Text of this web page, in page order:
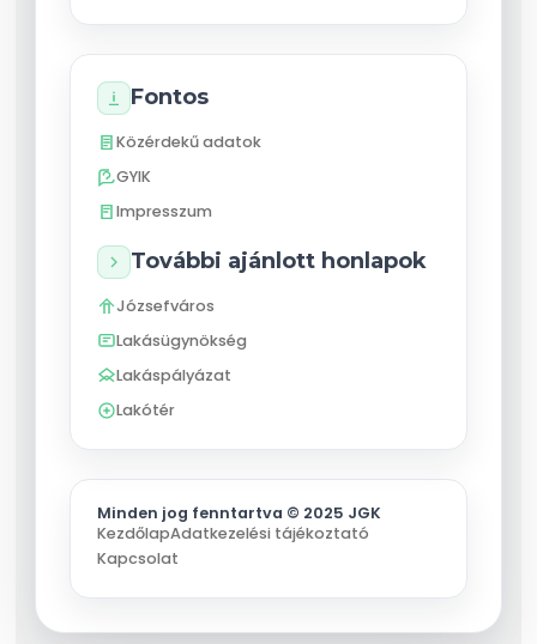
Fontos
Közérdekű adatok
GYIK
Impresszum
További ajánlott honlapok
Józsefváros
Lakásügynökség
Lakáspályázat
Lakótér
Minden jog fenntartva © 2025 JGK
KezdőlapAdatkezelési tájékoztató
Kapcsolat